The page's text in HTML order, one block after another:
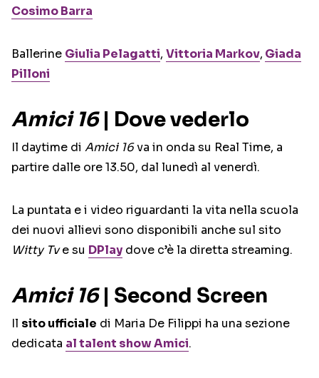
Cosimo Barra
Ballerine Giulia Pelagatti, Vittoria Markov, Giada
Pilloni
Amici 16| Dove vederlo
Il daytime di Amici 16va in onda su Real Time, a
partire dalle ore 13.50, dal lunedì al venerdì.
La puntata e i video riguardanti la vita nella scuola
dei nuovi allievi sono disponibili anche sul sito
Witty Tve su DPlay dove c’è la diretta streaming.
Amici 16| Second Screen
Il sito ufficiale di Maria De Filippi ha una sezione
dedicata al talent showAmici.